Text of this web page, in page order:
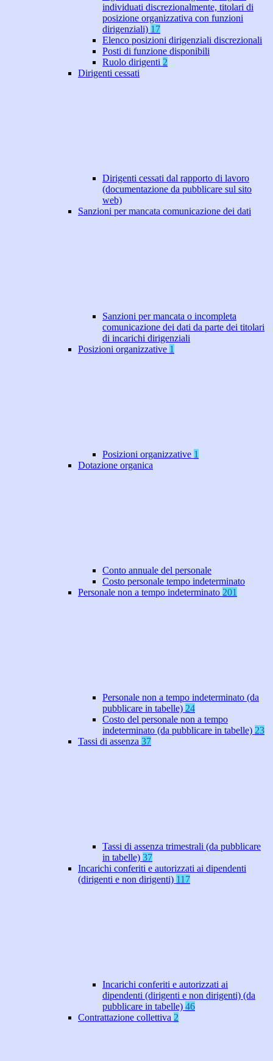
individuati discrezionalmente, titolari di
posizione organizzativa con funzioni
dirigenziali) 17
Elenco posizioni dirigenziali discrezionali
Posti di funzione disponibili
Ruolo dirigenti 2
Dirigenti cessati
Dirigenti cessati dal rapporto di lavoro
(documentazione da pubblicare sul sito
web)
Sanzioni per mancata comunicazione dei dati
Sanzioni per mancata o incompleta
comunicazione dei dati da parte dei titolari
di incarichi dirigenziali
Posizioni organizzative 1
Posizioni organizzative 1
Dotazione organica
Conto annuale del personale
Costo personale tempo indeterminato
Personale non a tempo indeterminato 201
Personale non a tempo indeterminato (da
pubblicare in tabelle) 24
Costo del personale non a tempo
indeterminato (da pubblicare in tabelle) 23
Tassi di assenza 37
Tassi di assenza trimestrali (da pubblicare
in tabelle) 37
Incarichi conferiti e autorizzati ai dipendenti
(dirigenti e non dirigenti) 117
Incarichi conferiti e autorizzati ai
dipendenti (dirigenti e non dirigenti) (da
pubblicare in tabelle) 46
Contrattazione collettiva 2